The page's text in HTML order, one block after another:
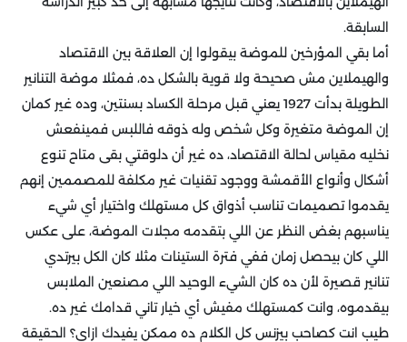
السابقة.
أما بقي المؤرخين للموضة بيقولوا إن العلاقة بين الاقتصاد
والهيملاين مش صحيحة ولا قوية بالشكل ده، فمثلا موضة التنانير
الطويلة بدأت 1927 يعني قبل مرحلة الكساد بسنتين، وده غير كمان
إن الموضة متغيرة وكل شخص وله ذوقه فاللبس فمينفعش
نخليه مقياس لحالة الاقتصاد، ده غير أن دلوقتي بقى متاح تنوع
أشكال وأنواع الأقمشة ووجود تقنيات غير مكلفة للمصممين إنهم
يقدموا تصميمات تناسب أذواق كل مستهلك واختيار أي شيء
يناسبهم بغض النظر عن اللي بتقدمه مجلات الموضة، على عكس
اللي كان بيحصل زمان ففي فترة الستينات مثلا كان الكل بيرتدي
تنانير قصيرة لأن ده كان الشيء الوحيد اللي مصنعين الملابس
بيقدموه، وانت كمستهلك مفيش أي خيار تاني قدامك غير ده.
طيب انت كصاحب بيزنس كل الكلام ده ممكن يفيدك ازاي؟ الحقيقة